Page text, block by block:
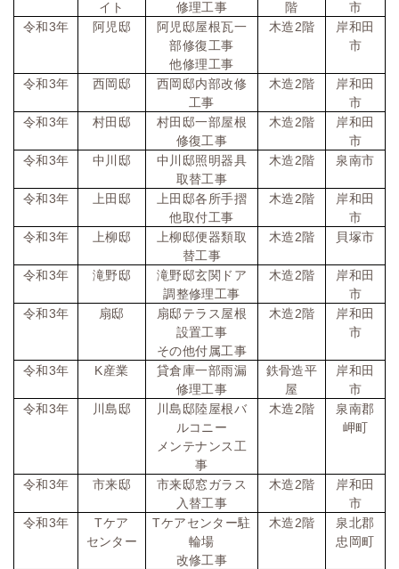
イト
修理工事
階
市
令和3年 阿児邸
阿児邸屋根瓦一
部修復工事
他修理工事
木造2階
岸和田
市
令和3年 西岡邸
西岡邸内部改修
工事
木造2階
岸和田
市
令和3年 村田邸
村田邸一部屋根
修復工事
木造2階
岸和田
市
令和3年 中川邸
中川邸照明器具
取替工事
木造2階 泉南市
令和3年 上田邸
上田邸各所手摺
他取付工事
木造2階
岸和田
市
令和3年 上柳邸
上柳邸便器類取
替工事
木造2階 貝塚市
令和3年 滝野邸
滝野邸玄関ドア
調整修理工事
木造2階
岸和田
市
令和3年 扇邸
扇邸テラス屋根
設置工事
その他付属工事
木造2階
岸和田
市
令和3年 K産業
貸倉庫一部雨漏
修理工事
鉄骨造平
屋
岸和田
市
令和3年 川島邸
川島邸陸屋根バ
ルコニー
メンテナンス工
事
木造2階
泉南郡
岬町
令和3年 市来邸
市来邸窓ガラス
入替工事
木造2階
岸和田
市
令和3年 Tケア
センター
Tケアセンター駐
輪場
改修工事
木造2階
泉北郡
忠岡町